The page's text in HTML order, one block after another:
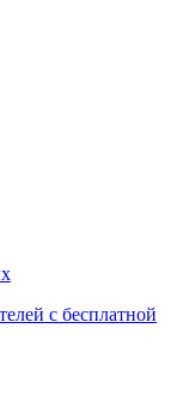
с бесплатной